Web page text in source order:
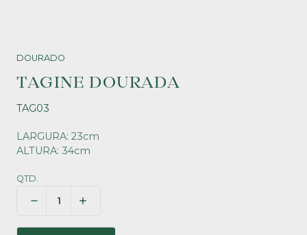
DOURADO
TAGINE DOURADA
TAG03
LARGURA: 23cm
ALTURA: 34cm
QTD.